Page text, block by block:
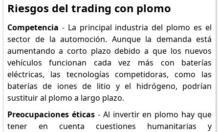
Riesgos del trading con plomo
Competencia - La principal industria del plomo es el
sector de la automoción. Aunque la demanda está
aumentando a corto plazo debido a que los nuevos
vehículos funcionan cada vez más con baterías
eléctricas, las tecnologías competidoras, como las
baterías de iones de litio y el hidrógeno, podrían
sustituir al plomo a largo plazo.
Preocupaciones éticas- Al invertir en plomo hay que
tener en cuenta cuestiones humanitarias y